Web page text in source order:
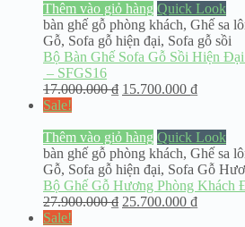
Thêm vào giỏ hàng Quick Look
bàn ghế gỗ phòng khách, Ghế sa
Gỗ, Sofa gỗ hiện đại, Sofa gỗ sồi
Bộ Bàn Ghế Sofa Gỗ Sồi Hiện
– SFGS16
17.000.000₫ 15.700.000 ₫
Sale!
Thêm vào giỏ hàng Quick Look
bàn ghế gỗ phòng khách, Ghế sa
Gỗ, Sofa gỗ hiện đại, Sofa Gỗ
Bộ Ghế Gỗ Hương Phòng
27.900.000₫ 25.700.000 ₫
Sale!